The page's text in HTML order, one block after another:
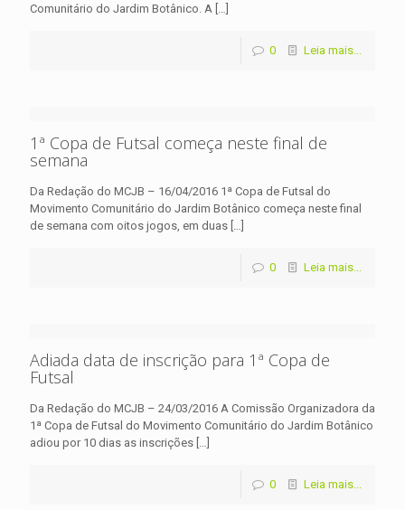
Comunitário do Jardim Botânico. A […]
0 Leia mais...
1ª Copa de Futsal começa neste final de
semana
Da Redação do MCJB – 16/04/2016 1ª Copa de Futsal do
Movimento Comunitário do Jardim Botânico começa neste final
de semana com oitos jogos, em duas […]
0 Leia mais...
Adiada data de inscrição para 1ª Copa de
Futsal
Da Redação do MCJB – 24/03/2016 A Comissão Organizadora da
1ª Copa de Futsal do Movimento Comunitário do Jardim Botânico
adiou por 10 dias as inscrições […]
0 Leia mais...